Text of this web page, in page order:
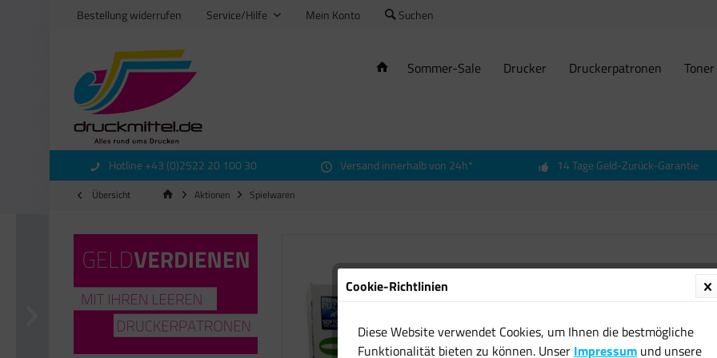
Bestellung widerrufen Service/Hilfe Mein Konto Suchen
Sommer-Sale Drucker Druckerpatronen Toner
Hotline +43 (0)2522 20 100 30 Versand innerhalb von 24h* 14 Tage Geld-Zurück-Garantie
Übersicht Aktionen Spielwaren
NEU
Cookie-Richtlinien
Diese Website verwendet Cookies, um Ihnen die bestmögliche
Funktionalität bieten zu können. Unser Impressum und unsere